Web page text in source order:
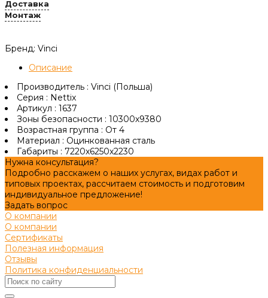
Доставка
Монтаж
Бренд: Vinci
Описание
Производитель : Vinci (Польша)
Серия : Nettix
Артикул : 1637
Зоны безопасности : 10300х9380
Возрастная группа : От 4
Материал : Оцинкованная сталь
Габариты : 7220х6250х2230
Нужна консультация?
Подробно расскажем о наших услугах, видах работ и
типовых проектах, рассчитаем стоимость и подготовим
индивидуальное предложение!
Задать вопрос
О компании
О компании
Сертификаты
Полезная информация
Отзывы
Политика конфиденциальности